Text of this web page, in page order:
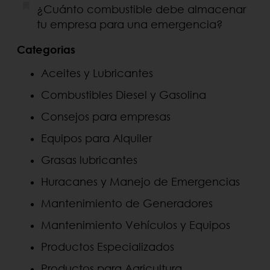
¿Cuánto combustible debe almacenar
tu empresa para una emergencia?
Categorias
Aceites y Lubricantes
Combustibles Diesel y Gasolina
Consejos para empresas
Equipos para Alquiler
Grasas lubricantes
Huracanes y Manejo de Emergencias
Mantenimiento de Generadores
Mantenimiento Vehículos y Equipos
Productos Especializados